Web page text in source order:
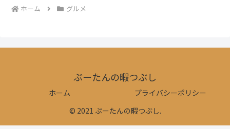
ホーム グルメ
ぷーたんの暇つぶし
ホーム
プライバシーポリシー
© 2021 ぷーたんの暇つぶし.